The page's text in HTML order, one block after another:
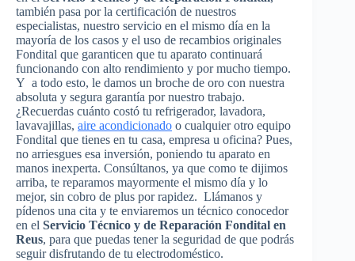
también pasa por la certificación de nuestros
especialistas, nuestro servicio en el mismo día en la
mayoría de los casos y el uso de recambios originales
Fondital que garanticen que tu aparato continuará
funcionando con alto rendimiento y por mucho tiempo.
Y a todo esto, le damos un broche de oro con nuestra
absoluta y segura garantía por nuestro trabajo.
¿Recuerdas cuánto costó tu refrigerador, lavadora,
lavavajillas, aire acondicionado o cualquier otro equipo
Fondital que tienes en tu casa, empresa u oficina? Pues,
no arriesgues esa inversión, poniendo tu aparato en
manos inexperta. Consúltanos, ya que como te dijimos
arriba, te reparamos mayormente el mismo día y lo
mejor, sin cobro de plus por rapidez. Llámanos y
pídenos una cita y te enviaremos un técnico conocedor
en el Servicio Técnico y de Reparación Fondital en
Reus, para que puedas tener la seguridad de que podrás
seguir disfrutando de tu electrodoméstico.